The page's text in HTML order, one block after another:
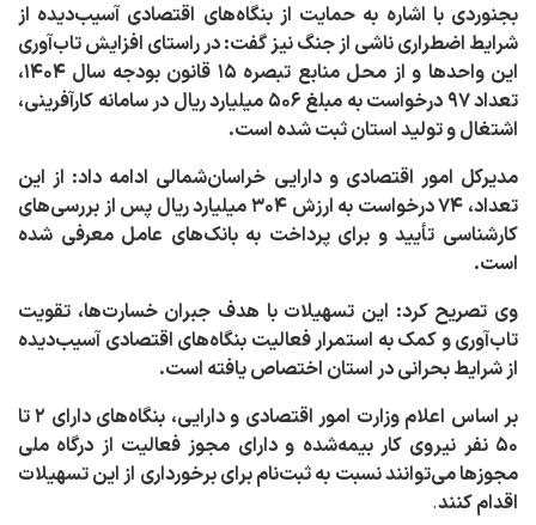
بجنوردی با اشاره به حمایت از بنگاه‌های اقتصادی آسیب‌دیده از
شرایط اضطراری ناشی از جنگ نیز گفت: در راستای افزایش تاب‌آوری
این واحدها و از محل منابع تبصره ۱۵ قانون بودجه سال ۱۴۰۴،
تعداد ۹۷ درخواست به مبلغ ۵۰۶ میلیارد ریال در سامانه کارآفرینی،
اشتغال و تولید استان ثبت شده است.
مدیرکل امور اقتصادی و دارایی خراسان‌شمالی ادامه داد: از این
تعداد، ۷۴ درخواست به ارزش ۳۰۴ میلیارد ریال پس از بررسی‌های
کارشناسی تأیید و برای پرداخت به بانک‌های عامل معرفی شده
است.
وی تصریح کرد: این تسهیلات با هدف جبران خسارت‌ها، تقویت
تاب‌آوری و کمک به استمرار فعالیت بنگاه‌های اقتصادی آسیب‌دیده
از شرایط بحرانی در استان اختصاص یافته است.
بر اساس اعلام وزارت امور اقتصادی و دارایی، بنگاه‌های دارای ۲ تا
۵۰ نفر نیروی کار بیمه‌شده و دارای مجوز فعالیت از درگاه ملی
مجوزها می‌توانند نسبت به ثبت‌نام برای برخورداری از این تسهیلات
اقدام کنند.